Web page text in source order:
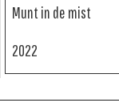
Munt in de mist
2022